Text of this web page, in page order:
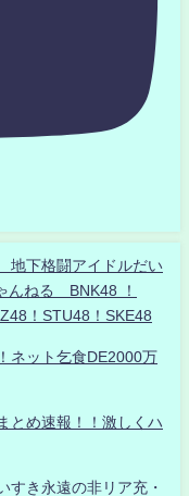
下格闘アイドルだい
んねる BNK48 ！
！STU48！SKE48
ネット乞食DE2000万
とめ速報！！激しくハ
すき永遠の非リア充・